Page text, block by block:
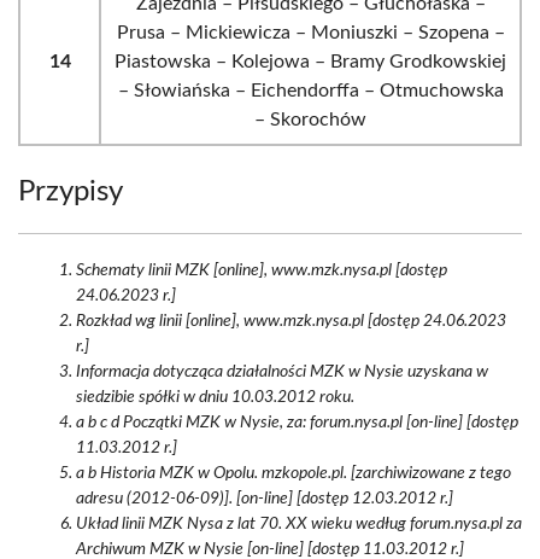
14
Prusa – Mickiewicza – Moniuszki – Szopena –
Piastowska – Kolejowa – Bramy Grodkowskiej
– Słowiańska – Eichendorffa – Otmuchowska
– Skorochów
Przypisy
Schematy linii MZK [online], www.mzk.nysa.pl [dostęp
24.06.2023 r.]
Rozkład wg linii [online], www.mzk.nysa.pl [dostęp 24.06.2023
r.]
Informacja dotycząca działalności MZK w Nysie uzyskana w
siedzibie spółki w dniu 10.03.2012 roku.
a b c d Początki MZK w Nysie, za: forum.nysa.pl [on-line] [dostęp
11.03.2012 r.]
a b Historia MZK w Opolu. mzkopole.pl. [zarchiwizowane z tego
adresu (2012-06-09)]. [on-line] [dostęp 12.03.2012 r.]
Układ linii MZK Nysa z lat 70. XX wieku według forum.nysa.pl za
Archiwum MZK w Nysie [on-line] [dostęp 11.03.2012 r.]